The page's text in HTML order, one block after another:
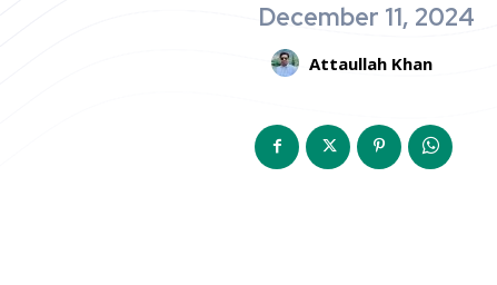
December 11, 2024
Attaullah Khan